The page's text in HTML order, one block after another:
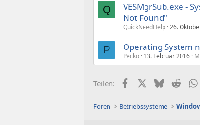
Q
VESMgrSub.exe -
Not Found"
QuickNeedHelp 26.
P Operating System
Pecko 13. Februar 2016
Teilen: FacebookX (Twitter)
BlueskyReddit
Foren Betriebssysteme